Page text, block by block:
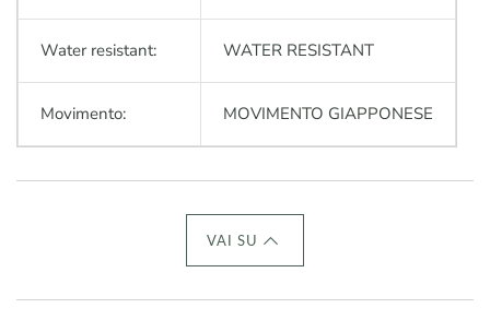
Water resistant: WATER RESISTANT
Movimento: MOVIMENTO GIAPPONESE
VAI SU